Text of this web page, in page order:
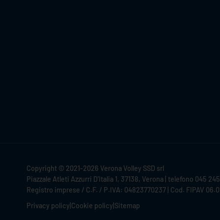
Copyright © 2021-2026 Verona Volley SSD srl
Piazzale Atleti Azzurri D'Italia 1, 37138, Verona | telefono 045
Registro imprese / C.F. / P.IVA: 04823770237 | Cod. FIPAV
Privacy policy Cookie policy Sitemap